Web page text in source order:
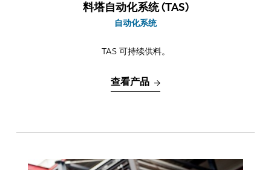
料塔自动化系统 (TAS)
自动化系统
TAS 可持续供料。
查看产品